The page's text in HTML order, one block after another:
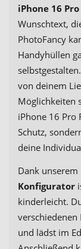
iPhone 16
Wunschtext,
PhotoFancy
Handyhüllen
von deinem
Möglichkeiten
iPhone 16 Pro
Schutz,
deine
Dank
Konfigurator
kinderleicht.
und lädst im